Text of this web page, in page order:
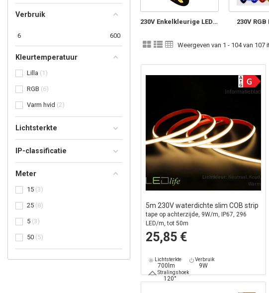
230V Enkelkleurige LED Strips 230V
Weergeven van 1 - 104 van 107
Informatieblad
Lichtkleur: Neutraal, Koud,
Warm
5m 230V waterdichte slim COB strip
tape op achterzijde, 9W/m, IP67, 296
LED/m, tot 50m
25,85 €
Lichtsterkte
700lm
Verbruik
9W
Stralingshoek
120°
Verbruik
6 600
Kleurtemperatuur
Lilla 1
RGB 6
Varm hvid 2
Lichtsterkte
IP-classificatie
Meter
15 3
25 8
5 3
50 5